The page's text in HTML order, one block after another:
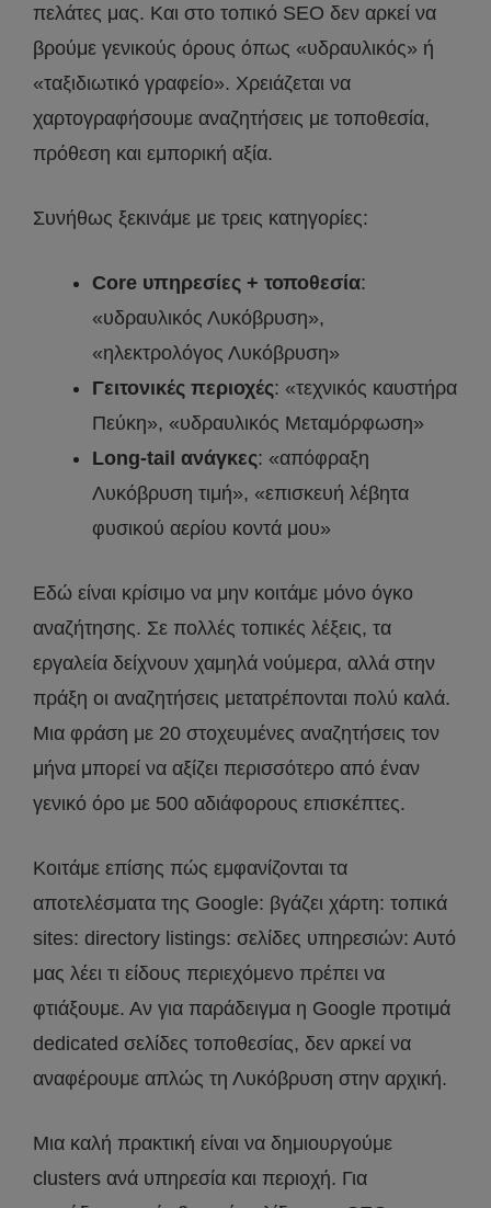
πελάτες μας. Και στο τοπικό SEO δεν αρκεί να
βρούμε γενικούς όρους όπως «υδραυλικός» ή
«ταξιδιωτικό γραφείο». Χρειάζεται να
χαρτογραφήσουμε αναζητήσεις με τοποθεσία,
πρόθεση και εμπορική αξία.
Συνήθως ξεκινάμε με τρεις κατηγορίες:
Core υπηρεσίες + τοποθεσία:
«υδραυλικός Λυκόβρυση»,
«ηλεκτρολόγος Λυκόβρυση»
Γειτονικές περιοχές: «τεχνικός καυστήρα
Πεύκη», «υδραυλικός Μεταμόρφωση»
Long-tail ανάγκες: «απόφραξη
Λυκόβρυση τιμή», «επισκευή λέβητα
φυσικού αερίου κοντά μου»
Εδώ είναι κρίσιμο να μην κοιτάμε μόνο όγκο
αναζήτησης. Σε πολλές τοπικές λέξεις, τα
εργαλεία δείχνουν χαμηλά νούμερα, αλλά στην
πράξη οι αναζητήσεις μετατρέπονται πολύ καλά.
Μια φράση με 20 στοχευμένες αναζητήσεις τον
μήνα μπορεί να αξίζει περισσότερο από έναν
γενικό όρο με 500 αδιάφορους επισκέπτες.
Κοιτάμε επίσης πώς εμφανίζονται τα
αποτελέσματα της Google: βγάζει χάρτη: τοπικά
sites: directory listings: σελίδες υπηρεσιών: Αυτό
μας λέει τι είδους περιεχόμενο πρέπει να
φτιάξουμε. Αν για παράδειγμα η Google προτιμά
dedicated σελίδες τοποθεσίας, δεν αρκεί να
αναφέρουμε απλώς τη Λυκόβρυση στην αρχική.
Μια καλή πρακτική είναι να δημιουργούμε
clusters ανά υπηρεσία και περιοχή. Για